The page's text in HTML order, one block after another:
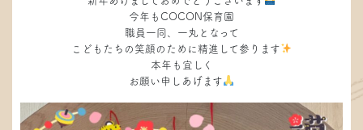
今年もCOCON保育園
職員一同、一丸となって
こどもたちの笑顔のために精進して参ります
本年も宜しく
お願い申しあげます